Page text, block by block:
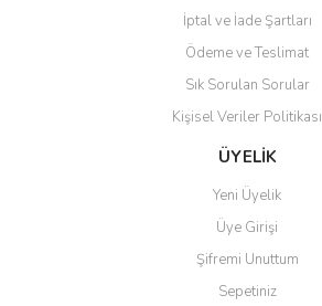
Ürünler kategorize, başlıklar
kolaylaşıyor. Yani site de
hazırlanmış çok düzenli bir site.
İptal ve İade Şartları
Ödeme ve Teslimat
Sık Sorulan Sorular
Kişisel Veriler Politikası
ÜYELİK
Yeni Üyelik
Üye Girişi
Şifremi Unuttum
Sepetiniz